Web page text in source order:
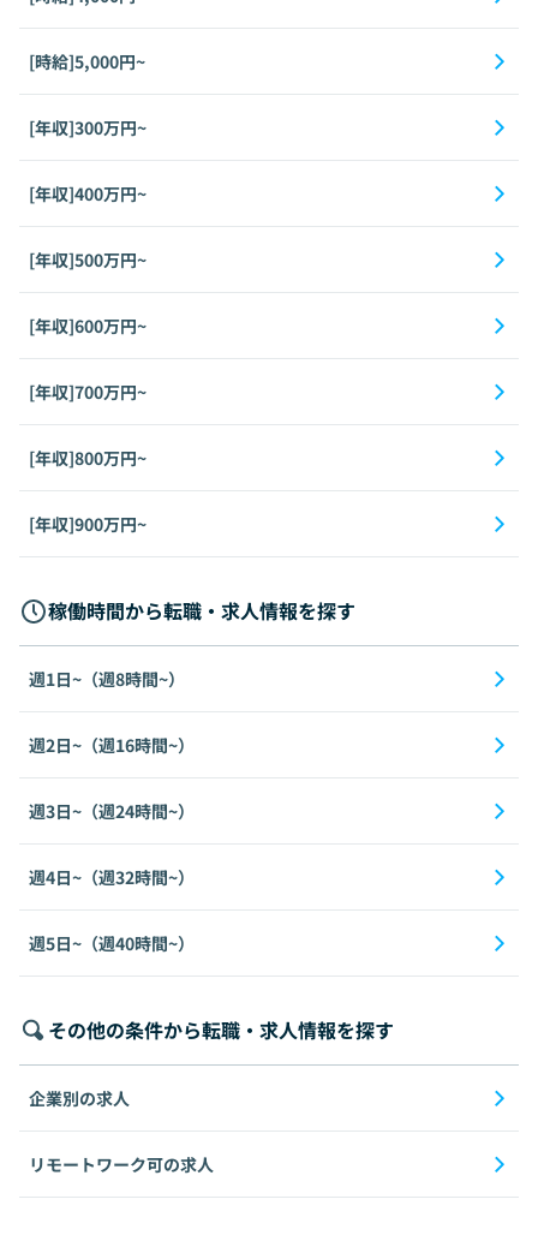
[時給]5,000円~
[年収]300万円~
[年収]400万円~
[年収]500万円~
[年収]600万円~
[年収]700万円~
[年収]800万円~
[年収]900万円~
稼働時間から転職・求人情報を探す
週1日~（週8時間~）
週2日~（週16時間~）
週3日~（週24時間~）
週4日~（週32時間~）
週5日~（週40時間~）
その他の条件から転職・求人情報を探す
企業別の求人
リモートワーク可の求人